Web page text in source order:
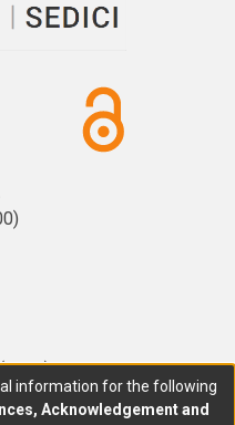
Universidad
information for the following
Acknowledgement and